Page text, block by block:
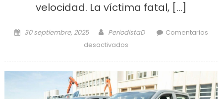
velocidad. La víctima fatal, […]
Posted on
30 septiembre, 2025 Author
PeriodistaD
Comentarios
desactivados